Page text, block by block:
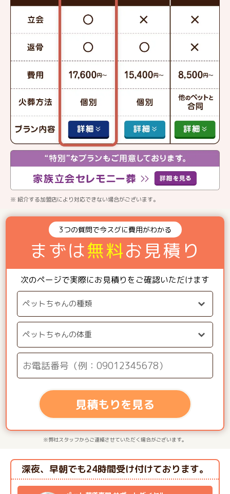
※ 紹介する加盟店により対応できない場合がございます。
3つの質問で今スグに費用がわかる
まずは無料お見積り
次のページで実際にお見積りをご確認いただけます
見積もりを見る
※弊社スタッフからご連絡させていただく場合がございます。
深夜、早朝でも24時間受け付けております。